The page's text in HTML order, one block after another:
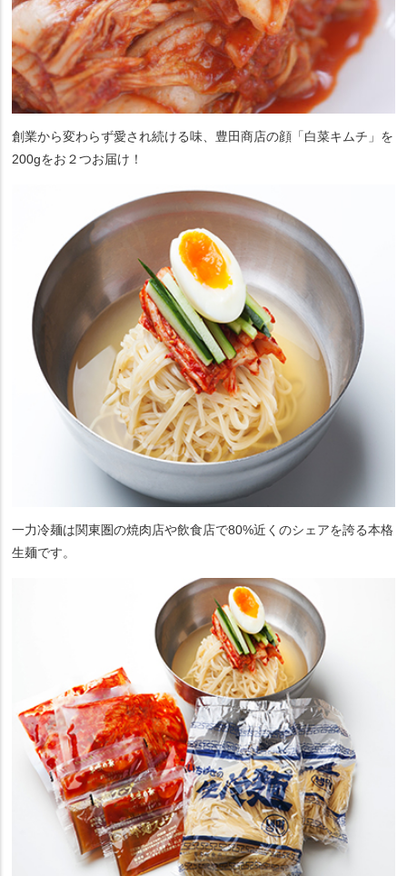
創業から変わらず愛され続ける味、豊田商店の顔「白菜キムチ」を
200gをお２つお届け！
一力冷麺は関東圏の焼肉店や飲食店で80%近くのシェアを誇る本格
生麺です。